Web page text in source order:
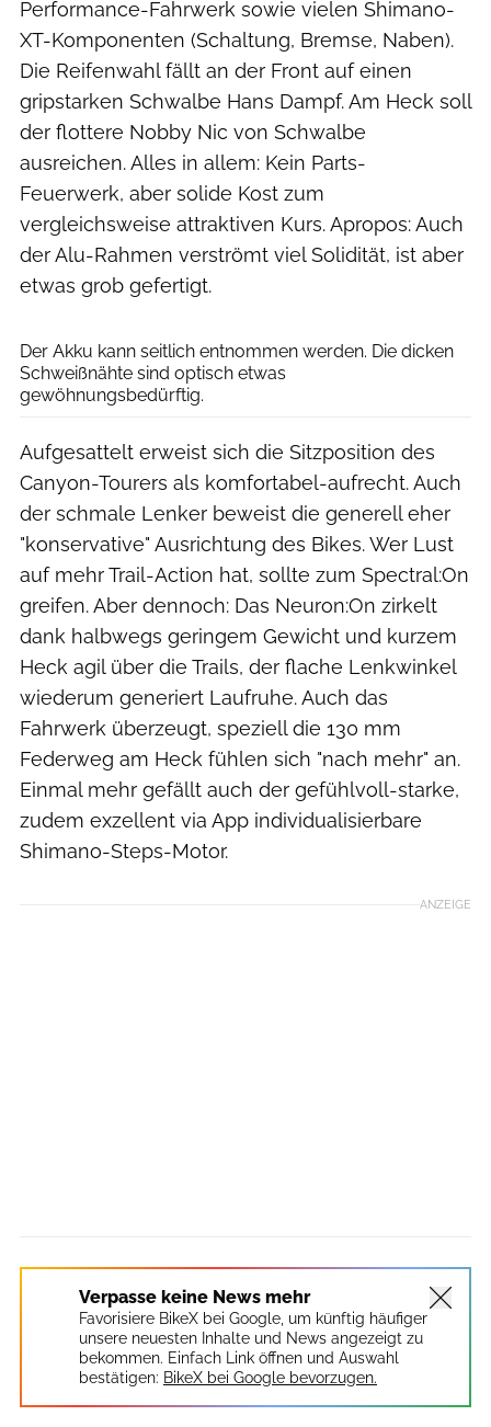
Performance-Fahrwerk sowie vielen Shimano-
XT-Komponenten (Schaltung, Bremse, Naben).
Die Reifenwahl fällt an der Front auf einen
gripstarken Schwalbe Hans Dampf. Am Heck soll
der flottere Nobby Nic von Schwalbe
ausreichen. Alles in allem: Kein Parts-
Feuerwerk, aber solide Kost zum
vergleichsweise attraktiven Kurs. Apropos: Auch
der Alu-Rahmen verströmt viel Solidität, ist aber
etwas grob gefertigt.
Der Akku kann seitlich entnommen werden. Die dicken
Schweißnähte sind optisch etwas
gewöhnungsbedürftig.
Aufgesattelt erweist sich die Sitzposition des
Canyon-Tourers als komfortabel-aufrecht. Auch
der schmale Lenker beweist die generell eher
"konservative" Ausrichtung des Bikes. Wer Lust
auf mehr Trail-Action hat, sollte zum Spectral:On
greifen. Aber dennoch: Das Neuron:On zirkelt
dank halbwegs geringem Gewicht und kurzem
Heck agil über die Trails, der flache Lenkwinkel
wiederum generiert Laufruhe. Auch das
Fahrwerk überzeugt, speziell die 130 mm
Federweg am Heck fühlen sich "nach mehr" an.
Einmal mehr gefällt auch der gefühlvoll-starke,
zudem exzellent via App individualisierbare
Shimano-Steps-Motor.
ANZEIGE
Verpasse keine News mehr
Favorisiere BikeX bei Google, um künftig häufiger
unsere neuesten Inhalte und News angezeigt zu
bekommen. Einfach Link öffnen und Auswahl
bestätigen: BikeX bei Google bevorzugen.